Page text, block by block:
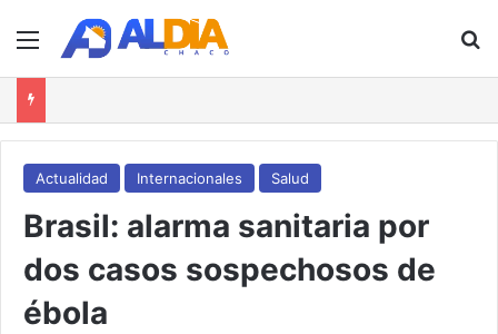
Menú
Actualidad Internacionales Salud
Brasil: alarma sanitaria por
dos casos sospechosos de
ébola